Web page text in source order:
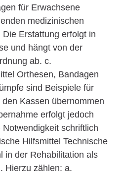
für Erwachsene
medizinischen
Erstattung erfolgt in
und hängt von der
ab. c.
Orthesen, Bandagen
sind Beispiele für
Kassen übernommen
erfolgt jedoch
schriftlich
Hilfsmittel Technische
in der Rehabilitation als
Hierzu zählen: a.